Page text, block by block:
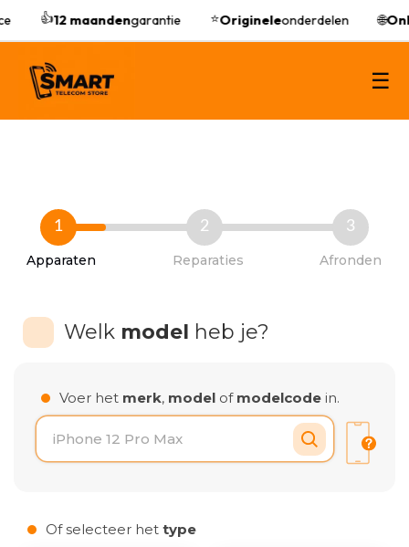
👍12 maandengarantie ⭐Origineleonderdelen 🌐
☰
1
Apparaten
2
Reparaties
3
Afronden
Welk model heb je?
Voer het merk, model of modelcode in.
Of selecteer het type